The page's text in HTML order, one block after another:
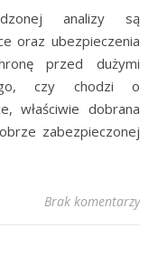
analizy są
oraz ubezpieczenia
przed dużymi
czy chodzi o
właściwie dobrana
zabezpieczonej
Brak komentarzy